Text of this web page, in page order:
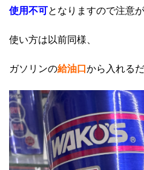
使用不可となりますので注意
使い方は以前同様、
ガソリンの給油口から入れるだ